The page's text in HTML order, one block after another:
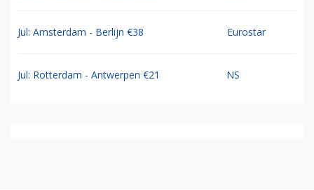
Jul: Amsterdam - Berlijn €38 Eurostar
Jul: Rotterdam - Antwerpen €21 NS